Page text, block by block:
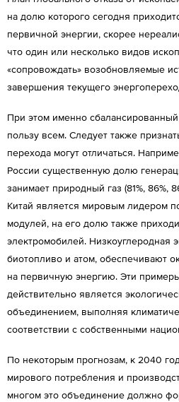
на долю которого сегодня
первичной энергии, скорее
что один или несколько видов
«сопровождать» возобновляемые
завершения текущего
При этом именно
пользу всем. Следует также
перехода могут отличаться.
России существенную долю
занимает природный газ (81%, 86%,
Китай является мировым лидером
модулей, на его долю также
электромобилей. Низкоуглеродная
биотопливо и атом, обеспечивают
на первичную энергию. Эти
действительно является
объединением, выполняя
соответствии с собственными
По некоторым прогнозам, к 2040
мирового потребления и
многом это объединение должно